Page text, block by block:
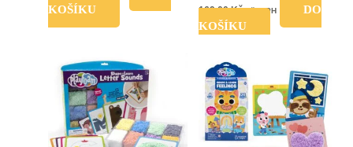
KOŠÍKU
169,00Kč vč. DPH
DO
KOŠÍKU